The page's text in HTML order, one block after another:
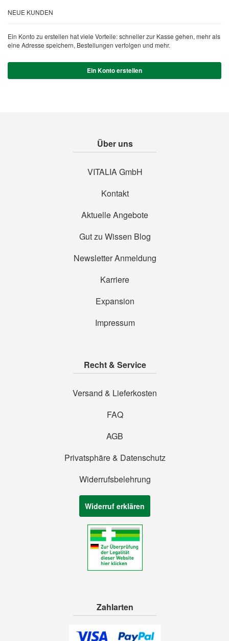
NEUE KUNDEN
Ein Konto zu erstellen hat viele Vorteile: schneller zur Kasse gehen, mehr als
eine Adresse speichern, Bestellungen verfolgen und mehr.
Ein Konto erstellen
Über uns
VITALIA GmbH
Kontakt
Aktuelle Angebote
Gut zu Wissen Blog
Newsletter Anmeldung
Karriere
Expansion
Impressum
Recht & Service
Versand & Lieferkosten
FAQ
AGB
Privatsphäre & Datenschutz
Widerrufsbelehrung
Widerruf erklären
Zahlarten